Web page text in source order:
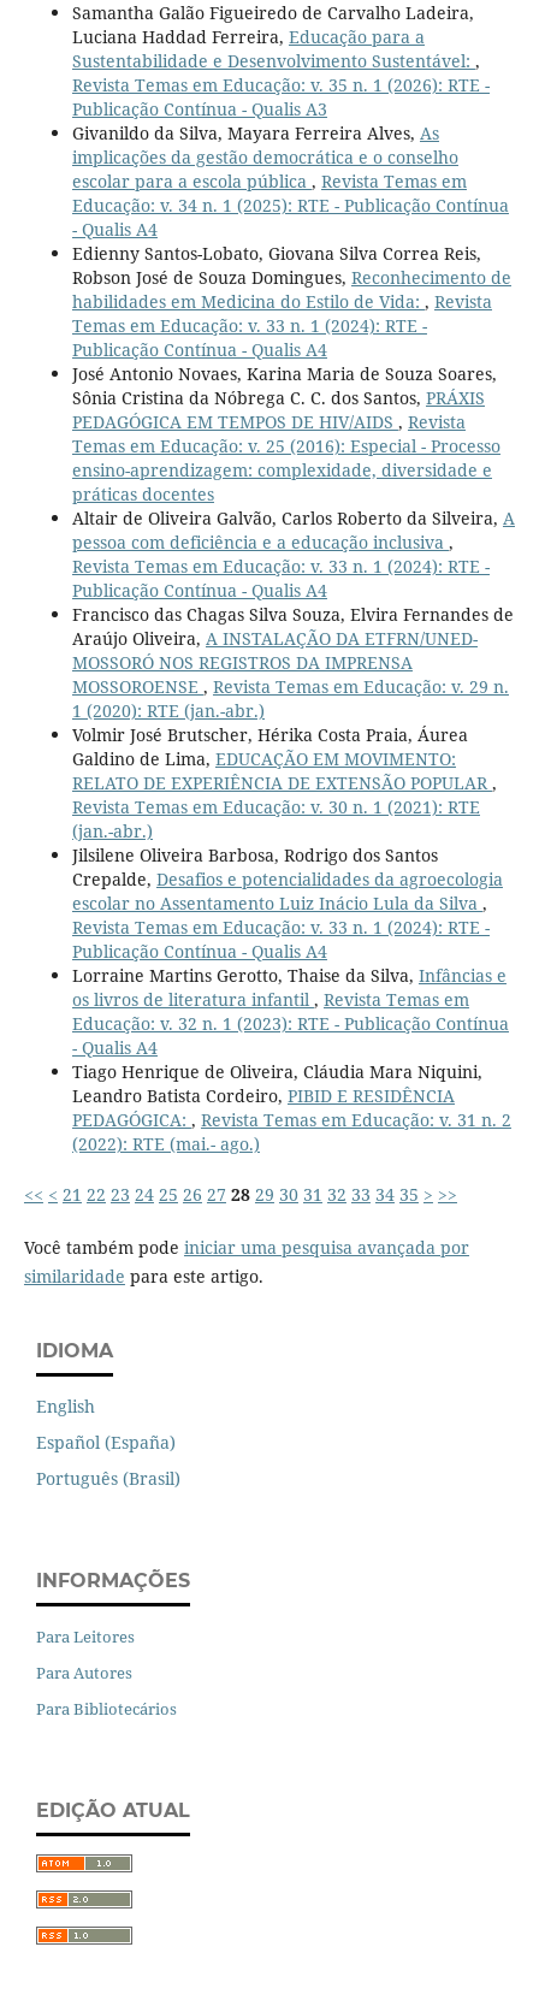
Samantha Galão Figueiredo de Carvalho Ladeira,
Luciana Haddad Ferreira, Educação para a
Sustentabilidade e Desenvolvimento Sustentável: ,
Revista Temas em Educação: v. 35 n. 1 (2026): RTE -
Publicação Contínua - Qualis A3
Givanildo da Silva, Mayara Ferreira Alves, As
implicações da gestão democrática e o conselho
escolar para a escola pública , Revista Temas em
Educação: v. 34 n. 1 (2025): RTE - Publicação Contínua
- Qualis A4
Edienny Santos-Lobato, Giovana Silva Correa Reis,
Robson José de Souza Domingues, Reconhecimento de
habilidades em Medicina do Estilo de Vida: , Revista
Temas em Educação: v. 33 n. 1 (2024): RTE -
Publicação Contínua - Qualis A4
José Antonio Novaes, Karina Maria de Souza Soares,
Sônia Cristina da Nóbrega C. C. dos Santos, PRÁXIS
PEDAGÓGICA EM TEMPOS DE HIV/AIDS , Revista
Temas em Educação: v. 25 (2016): Especial - Processo
ensino-aprendizagem: complexidade, diversidade e
práticas docentes
Altair de Oliveira Galvão, Carlos Roberto da Silveira, A
pessoa com deficiência e a educação inclusiva ,
Revista Temas em Educação: v. 33 n. 1 (2024): RTE -
Publicação Contínua - Qualis A4
Francisco das Chagas Silva Souza, Elvira Fernandes de
Araújo Oliveira, A INSTALAÇÃO DA ETFRN/UNED-
MOSSORÓ NOS REGISTROS DA IMPRENSA
MOSSOROENSE , Revista Temas em Educação: v. 29 n.
1 (2020): RTE (jan.-abr.)
Volmir José Brutscher, Hérika Costa Praia, Áurea
Galdino de Lima, EDUCAÇÃO EM MOVIMENTO:
RELATO DE EXPERIÊNCIA DE EXTENSÃO POPULAR,
Revista Temas em Educação: v. 30 n. 1 (2021): RTE
(jan.-abr.)
Jilsilene Oliveira Barbosa, Rodrigo dos Santos
Crepalde, Desafios e potencialidades da agroecologia
escolar no Assentamento Luiz Inácio Lula da Silva ,
Revista Temas em Educação: v. 33 n. 1 (2024): RTE -
Publicação Contínua - Qualis A4
Lorraine Martins Gerotto, Thaise da Silva, Infâncias e
os livros de literatura infantil , Revista Temas em
Educação: v. 32 n. 1 (2023): RTE - Publicação Contínua
- Qualis A4
Tiago Henrique de Oliveira, Cláudia Mara Niquini,
Leandro Batista Cordeiro, PIBID E RESIDÊNCIA
PEDAGÓGICA: , Revista Temas em Educação: v. 31 n. 2
(2022): RTE (mai.- ago.)
<< < 21 22 23 24 25 26 27 28 29 30 31 32 33 34 35 > >>
Você também pode iniciar uma pesquisa avançada por
similaridade para este artigo.
IDIOMA
English
Español (España)
Português (Brasil)
INFORMAÇÕES
Para Leitores
Para Autores
Para Bibliotecários
EDIÇÃO ATUAL